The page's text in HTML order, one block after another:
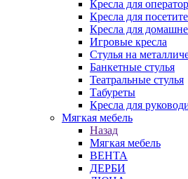
Кресла для
Кресла для
Кресла для
Игровые кресла
Стулья на
Банкетные стулья
Театральные стулья
Табуреты
Кресла для
Мягкая мебель
Назад
Мягкая мебель
ВЕНТА
ДЕРБИ